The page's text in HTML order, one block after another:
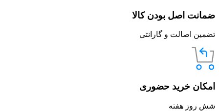
ضمانت اصل بودن کالا
تضمین اصالت و گارانتی
امکان خرید حضوری
شش روز هفته